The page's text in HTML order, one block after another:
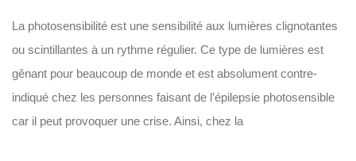
La photosensibilité est une sensibilité aux lumières clignotantes
ou scintillantes à un rythme régulier. Ce type de lumières est
gênant pour beaucoup de monde et est absolument contre-
indiqué chez les personnes faisant de l’épilepsie photosensible
car il peut provoquer une crise. Ainsi, chez la